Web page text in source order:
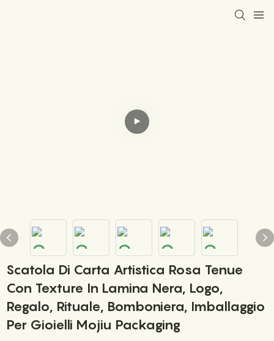
Scatola Di Carta Artistica Rosa Tenue
Con Texture In Lamina Nera, Logo,
Regalo, Rituale, Bomboniera, Imballaggio
Per Gioielli Mojiu Packaging